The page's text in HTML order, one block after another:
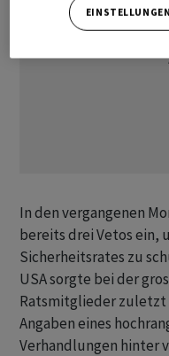
In den vergangenen
bereits drei Vetos ein,
Sicherheitsrates zu
USA sorgte bei der
Ratsmitglieder zuletzt
Angaben eines
Verhandlungen hinter
EINSTELLUNGEN